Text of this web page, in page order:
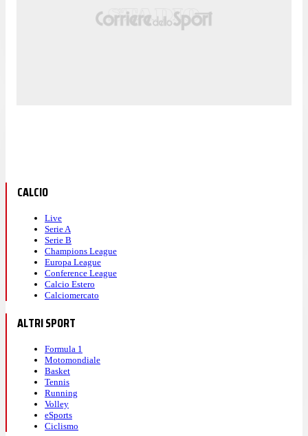
CALCIO
Live
Serie A
Serie B
Champions League
Europa League
Conference League
Calcio Estero
Calciomercato
ALTRI SPORT
Formula 1
Motomondiale
Basket
Tennis
Running
Volley
eSports
Ciclismo